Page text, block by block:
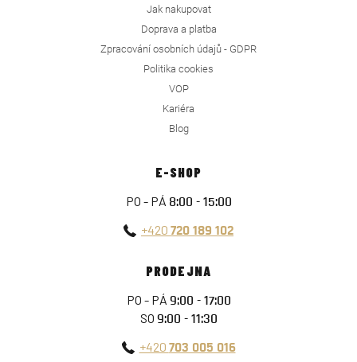
Jak nakupovat
Doprava a platba
Zpracování osobních údajů - GDPR
Politika cookies
VOP
Kariéra
Blog
E-SHOP
PO - PÁ 8:00 - 15:00
+420 720 189 102
PRODEJNA
PO - PÁ 9:00 - 17:00
SO 9:00 - 11:30
+420 703 005 016